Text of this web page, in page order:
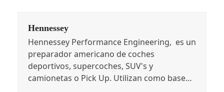
Hennessey
Hennessey Performance Engineering, es un
preparador americano de coches
deportivos, supercoches, SUV's y
camionetas o Pick Up. Utilizan como base…